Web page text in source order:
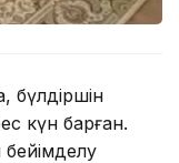
бүлдіршін
күн барған.